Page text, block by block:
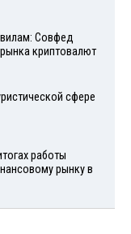
Совфед
криптовалют
сфере
работы
рынку в